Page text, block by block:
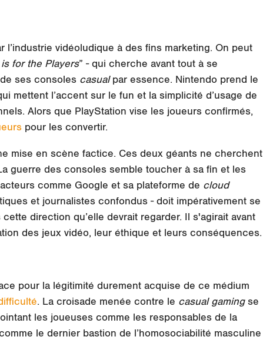
l’industrie vidéoludique à des fins marketing. On peut
is for the Players” - qui cherche avant tout à se
ses consoles casualpar essence. Nintendo prend le
mettent l’accent sur le fun et la simplicité d’usage de
Alors que PlayStation vise les joueurs confirmés,
pour les convertir.
mise en scène factice. Ces deux géants ne cherchent
guerre des consolessemble toucher à sa fin et les
comme Google et sa plateforme de cloud
et journalistes confondus - doit impérativement se
direction qu’elle devrait regarder. Il s'agirait avant
des jeux vidéo, leur éthique et leurs conséquences.
pour la légitimité durement acquise de ce médium
. La croisade menée contre le casual gamingse
les joueuses comme les responsables de la
le dernier bastion de l’homosociabilité masculine